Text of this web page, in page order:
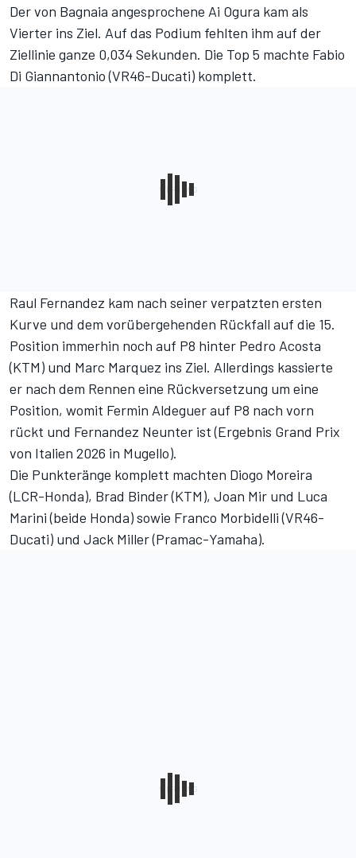
Der von Bagnaia angesprochene Ai Ogura kam als
Vierter ins Ziel. Auf das Podium fehlten ihm auf der
Ziellinie ganze 0,034 Sekunden. Die Top 5 machte Fabio
Di Giannantonio (VR46-Ducati) komplett.
Raul Fernandez kam nach seiner verpatzten ersten
Kurve und dem vorübergehenden Rückfall auf die 15.
Position immerhin noch auf P8 hinter Pedro Acosta
(KTM) und Marc Marquez ins Ziel. Allerdings kassierte
er nach dem Rennen eine Rückversetzung um eine
Position, womit Fermin Aldeguer auf P8 nach vorn
rückt und Fernandez Neunter ist (Ergebnis Grand Prix
von Italien 2026 in Mugello).
Die Punkteränge komplett machten Diogo Moreira
(LCR-Honda), Brad Binder (KTM), Joan Mir und Luca
Marini (beide Honda) sowie Franco Morbidelli (VR46-
Ducati) und Jack Miller (Pramac-Yamaha).